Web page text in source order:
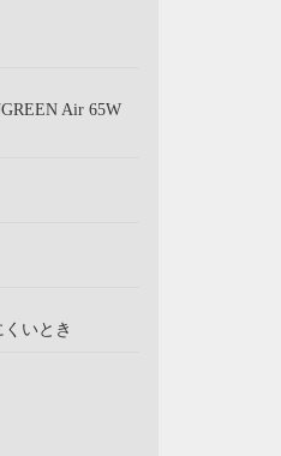
Air 65W
いとき